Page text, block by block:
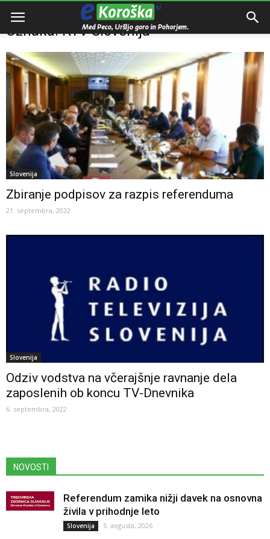
Domov RTV Slovenija
Oznaka: RTV Slovenija
Slovenija
Zbiranje podpisov za razpis referenduma
21. septembra, 2022
Slovenija
Odziv vodstva na včerajšnje ravnanje dela
zaposlenih ob koncu TV-Dnevnika
6. septembra, 2022
NOVOSTI
Referendum zamika nižji davek na osnovna
živila v prihodnje leto
Slovenija 5. avgusta, 2026